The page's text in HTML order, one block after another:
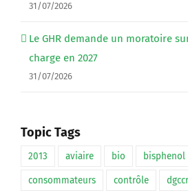
31/07/2026
Le GHR demande un moratoire
charge en 2027
31/07/2026
Topic Tags
2013 aviaire bio bisphenol
consommateurs contrôle